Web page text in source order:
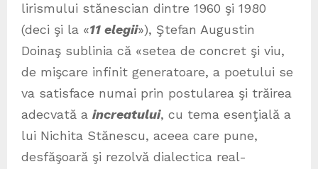
lirismului stănescian dintre 1960 şi 1980
(deci şi la «11 elegii»), Ştefan Augustin
Doinaş sublinia că «setea de concret şi viu,
de mişcare infinit generatoare, a poetului se
va satisface numai prin postularea şi trăirea
adecvată a increatului, cu tema esenţială a
lui Nichita Stănescu, aceea care pune,
desfăşoară şi rezolvă dialectica real-